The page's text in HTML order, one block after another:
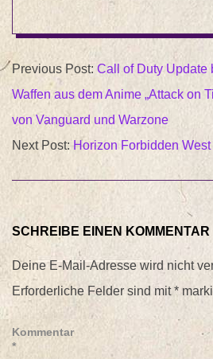
03-
08
Previous Post: Call of Duty Update
Waffen aus dem Anime „Attack on
von Vanguard und Warzone
Next Post:Horizon Forbidden
SCHREIBE EINEN KOMMENTAR
Deine E-Mail-Adresse wird nicht
Erforderliche Felder sind mit*
Kommentar
*